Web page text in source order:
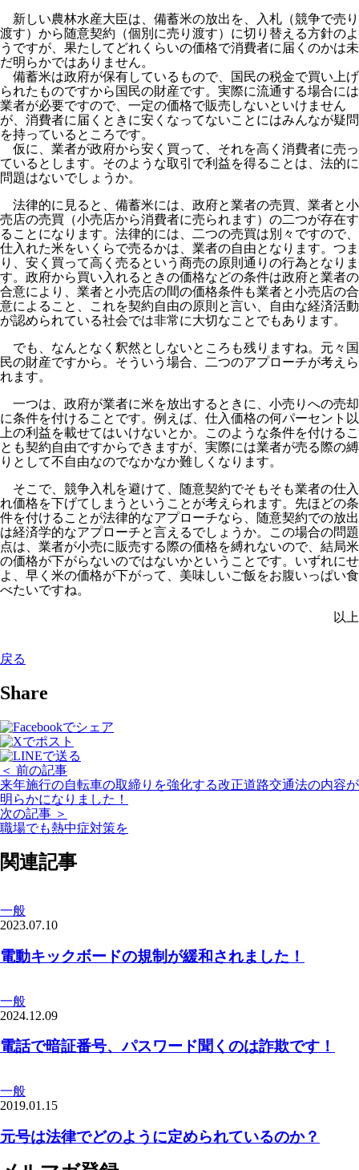
新しい農林水産大臣は、備蓄米の放出を、入札（競争で売り
渡す）から随意契約（個別に売り渡す）に切り替える方針のよ
うですが、果たしてどれくらいの価格で消費者に届くのかは未
だ明らかではありません。
備蓄米は政府が保有しているもので、国民の税金で買い上げ
られたものですから国民の財産です。実際に流通する場合には
業者が必要ですので、一定の価格で販売しないといけません
が、消費者に届くときに安くなってないことにはみんなが疑問
を持っているところです。
仮に、業者が政府から安く買って、それを高く消費者に売っ
ているとします。そのような取引で利益を得ることは、法的に
問題はないでしょうか。
法律的に見ると、備蓄米には、政府と業者の売買、業者と小
売店の売買（小売店から消費者に売られます）の二つが存在す
ることになります。法律的には、二つの売買は別々ですので、
仕入れた米をいくらで売るかは、業者の自由となります。つま
り、安く買って高く売るという商売の原則通りの行為となりま
す。政府から買い入れるときの価格などの条件は政府と業者の
合意により、業者と小売店の間の価格条件も業者と小売店の合
意によること、これを契約自由の原則と言い、自由な経済活動
が認められている社会では非常に大切なことでもあります。
でも、なんとなく釈然としないところも残りますね。元々国
民の財産ですから。そういう場合、二つのアプローチが考えら
れます。
一つは、政府が業者に米を放出するときに、小売りへの売却
に条件を付けることです。例えば、仕入価格の何パーセント以
上の利益を載せてはいけないとか。このような条件を付けるこ
とも契約自由ですからできますが、実際には業者が売る際の縛
りとして不自由なのでなかなか難しくなります。
そこで、競争入札を避けて、随意契約でそもそも業者の仕入
れ価格を下げてしまうということが考えられます。先ほどの条
件を付けることが法律的なアプローチなら、随意契約での放出
は経済学的なアプローチと言えるでしょうか。この場合の問題
点は、業者が小売に販売する際の価格を縛れないので、結局米
の価格が下がらないのではないかということです。いずれにせ
よ、早く米の価格が下がって、美味しいご飯をお腹いっぱい食
べたいですね。
以上
戻る
Share
＜ 前の記事
来年施行の自転車の取締りを強化する改正道路交通法の内容が
明らかになりました！
次の記事 ＞
職場でも熱中症対策を
関連記事
一般
2023.07.10
電動キックボードの規制が緩和されました！
一般
2024.12.09
電話で暗証番号、パスワード聞くのは詐欺です！
一般
2019.01.15
元号は法律でどのように定められているのか？